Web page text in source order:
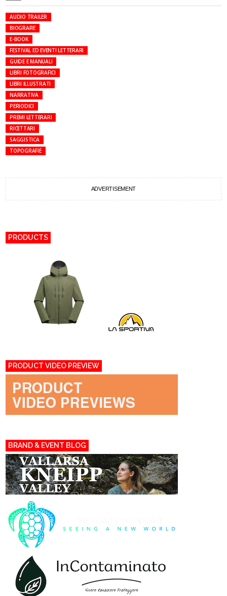
AUDIO TRAILER
BIOGRAFIE
E-BOOK
FESTIVAL ED EVENTI LETTERARI
GUIDE E MANUALI
LIBRI FOTOGRAFICI
LIBRI ILLUSTRATI
NARRATIVA
PERIODICI
PREMI LETTERARI
RICETTARI
SAGGISTICA
TOPOGRAFIE
ADVERTISEMENT
PRODUCTS
PRODUCT VIDEO PREVIEW
BRAND & EVENT BLOG